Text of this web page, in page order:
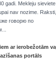
gadi. Mekleju
nav nozime.
говорю по
ar ierobežotām
portāls